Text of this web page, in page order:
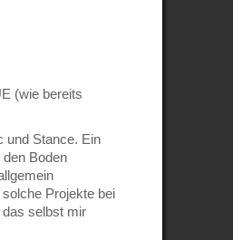
(wie bereits
und Stance. Ein
Boden
Projekte bei
selbst mir